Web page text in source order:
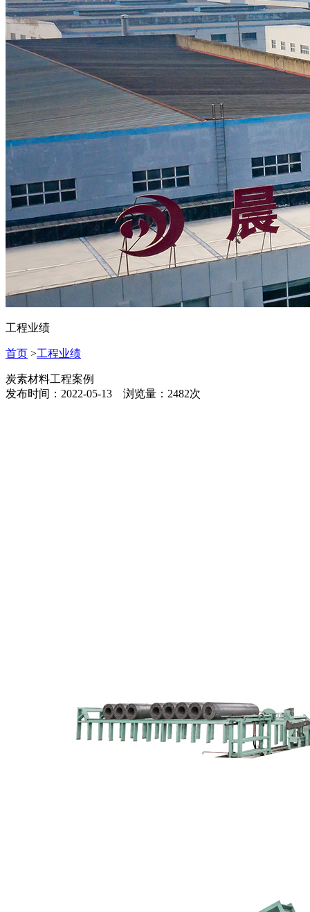
工程业绩
首页 >工程业绩
炭素材料工程案例
发布时间：2022-05-13 浏览量：2482次